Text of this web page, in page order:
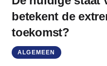
betekent de
toekomst?
ALGEMEEN